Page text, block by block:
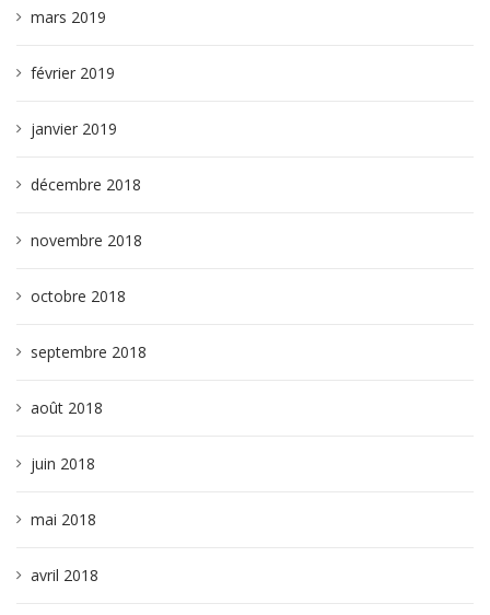
mars 2019
février 2019
janvier 2019
décembre 2018
novembre 2018
octobre 2018
septembre 2018
août 2018
juin 2018
mai 2018
avril 2018